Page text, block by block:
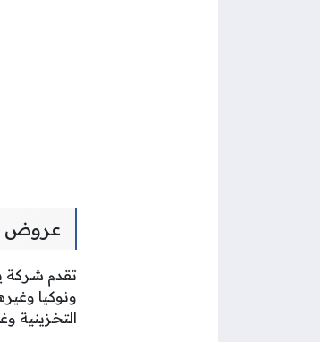
عروض
تقدم شركة
ونوكيا
التخزينية